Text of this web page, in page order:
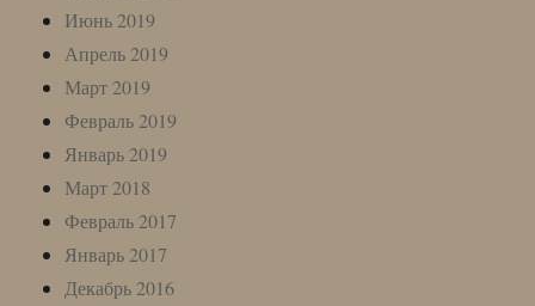
Июнь 2019
Апрель 2019
Март 2019
Февраль 2019
Январь 2019
Март 2018
Февраль 2017
Январь 2017
Декабрь 2016